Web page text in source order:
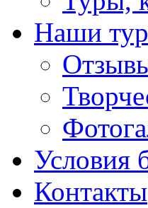
Наши
Условия
Контакты